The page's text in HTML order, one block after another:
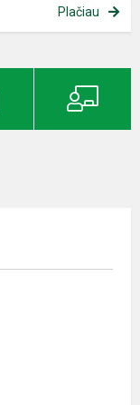
Plačiau